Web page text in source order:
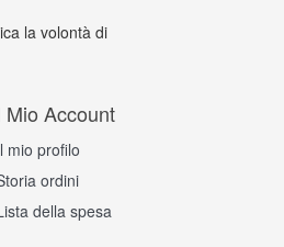
la volontà di
Mio Account
mio profilo
ordini
della spesa